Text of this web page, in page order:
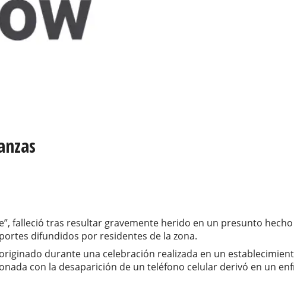
falleció tras resultar gravemente herido en un presunto
difundidos por residentes de la zona.
durante una celebración realizada en un
con la desaparición de un teléfono celular derivó en un